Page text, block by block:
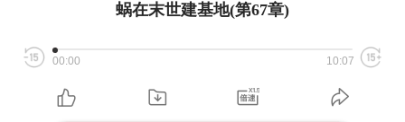
蜗在末世建基地(第67章)
00:00 10:07